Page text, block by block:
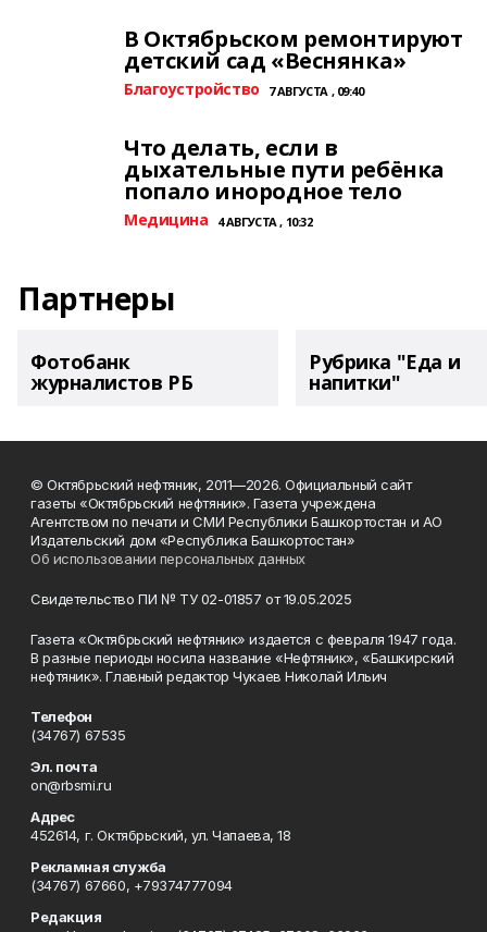
В Октябрьском ремонтируют
детский сад «Веснянка»
Благоустройство 7 АВГУСТА , 09:40
Что делать, если в
дыхательные пути ребёнка
попало инородное тело
Медицина 4 АВГУСТА , 10:32
Партнеры
Фотобанк
журналистов РБ
Рубрика "Еда и
напитки"
© Октябрьский нефтяник, 2011—2026. Официальный сайт
газеты «Октябрьский нефтяник». Газета учреждена
Агентством по печати и СМИ Республики Башкортостан и АО
Издательский дом «Республика Башкортостан»
Об использовании персональных данных
Свидетельство ПИ № ТУ 02-01857 от 19.05.2025
Газета «Октябрьский нефтяник» издается с февраля 1947 года.
В разные периоды носила название «Нефтяник», «Башкирский
нефтяник». Главный редактор Чукаев Николай Ильич
Телефон
(34767) 67535
Эл. почта
on@rbsmi.ru
Адрес
452614, г. Октябрьский, ул. Чапаева, 18
Рекламная служба
(34767) 67660, +79374777094
Редакция